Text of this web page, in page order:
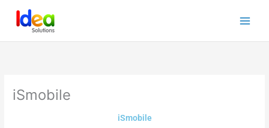
contenido
iSmobile
iSmobile